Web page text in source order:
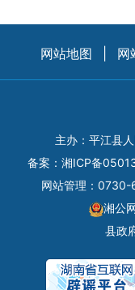
网站地图 网
主办：平江县
备案： 湘ICP备
网站管理：
湘公
县政